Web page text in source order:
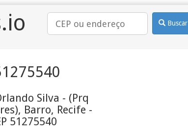
Buscar
Silva - (Prq
Barro, Recife -
51275540